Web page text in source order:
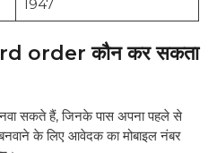
1947
order कौन कर सकता
सकते हैं, जिनके पास अपना पहले से
बनवाने के लिए आवेदक का मोबाइल नंबर